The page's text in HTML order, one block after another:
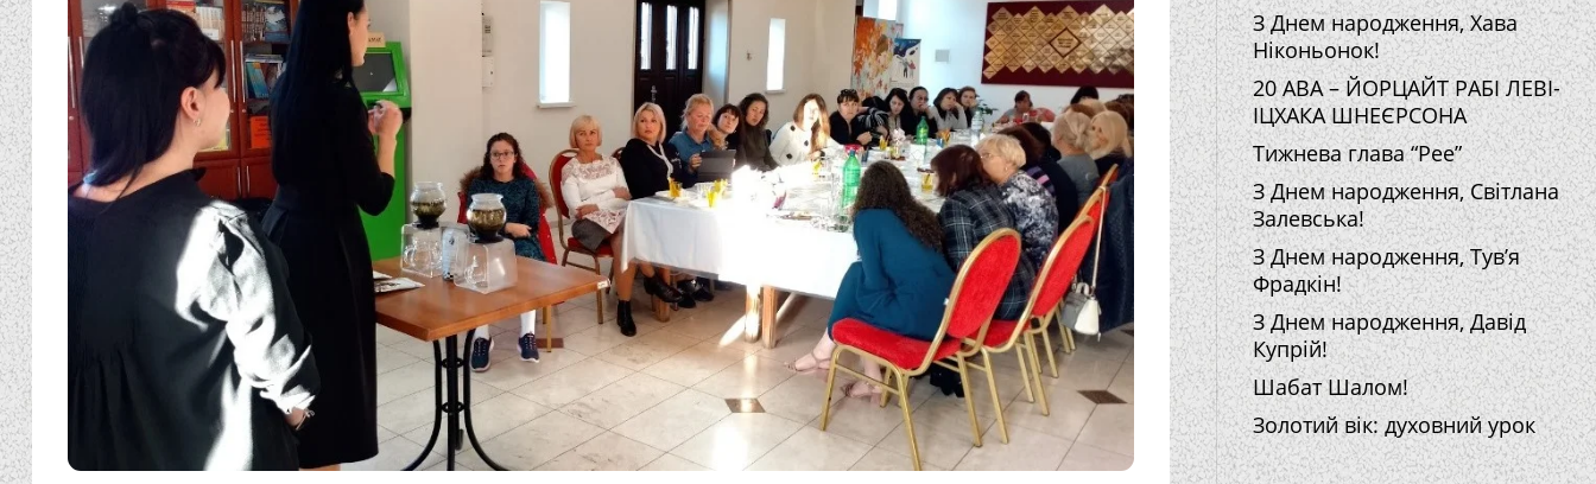
З Днем народження, Хава
Ніконьонок!
20 АВА – ЙОРЦАЙТ РАБІ ЛЕВІ-
ІЦХАКА ШНЕЄРСОНА
Тижнева глава “Рее”
З Днем народження, Світлана
Залевська!
З Днем народження, Тув’я
Фрадкін!
З Днем народження, Давід
Купрій!
Шабат Шалом!
Золотий вік: духовний урок